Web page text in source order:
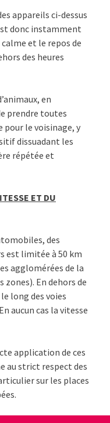
appareils ci-dessus
donc instamment
et le repos de
des heures
en
prendre toutes
pour le voisinage, y
dissuadant les
répétée et
ET DU
des
est limitée à 50 km
ag­glomérées de la
En dehors de
long des voies
aucun cas la vitesse
application de ces
au strict respect des
sur les places